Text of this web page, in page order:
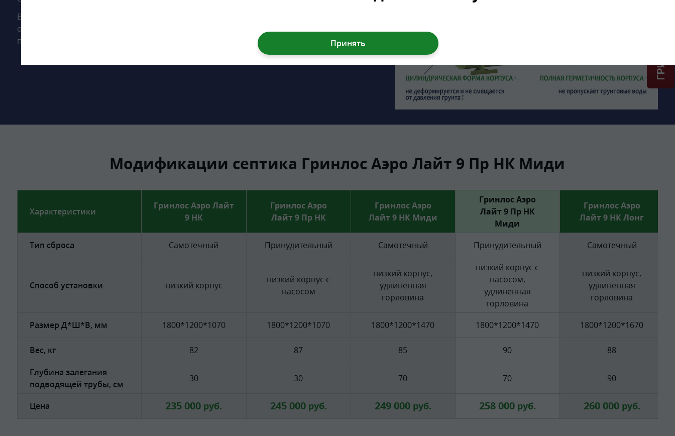
Высота корпуса Гринлос Аэро Лайт 9 Пр НК Миди — 1.47 м, а врезка подводящей трубы
осуществляется на глубине до 70 см. Станция подходит для монтажа во все виды почв:
песок, глина, суглинок, грунты с высоким уровнем грунтовых вод.
Модификации септика Гринлос Аэро Лайт 9 Пр НК Миди
Характеристики
Гринлос Аэро Лайт
9 НК
Гринлос Аэро
Лайт 9 Пр НК
Гринлос Аэро
Лайт 9 НК Миди
Гринлос Аэро
Лайт 9 Пр НК
Миди
Гринлос Аэро
Лайт 9 НК Лонг
Тип сброса Самотечный Принудительный Самотечный Принудительный Самотечный
Способ установки низкий корпус
низкий корпус с
насосом
низкий корпус,
удлиненная
горловина
низкий корпус с
насосом,
удлиненная
горловина
низкий корпус,
удлиненная
горловина
Размер Д*Ш*В, мм 1800*1200*1070 1800*1200*1070 1800*1200*1470 1800*1200*1470 1800*1200*1670
Вес, кг 82 87 85 90
88
Глубина залегания
подводящей трубы, см
30 30 70 70 90
Цена 235 000 руб. 245 000руб. 249 000руб. 258 000руб. 260 000руб.